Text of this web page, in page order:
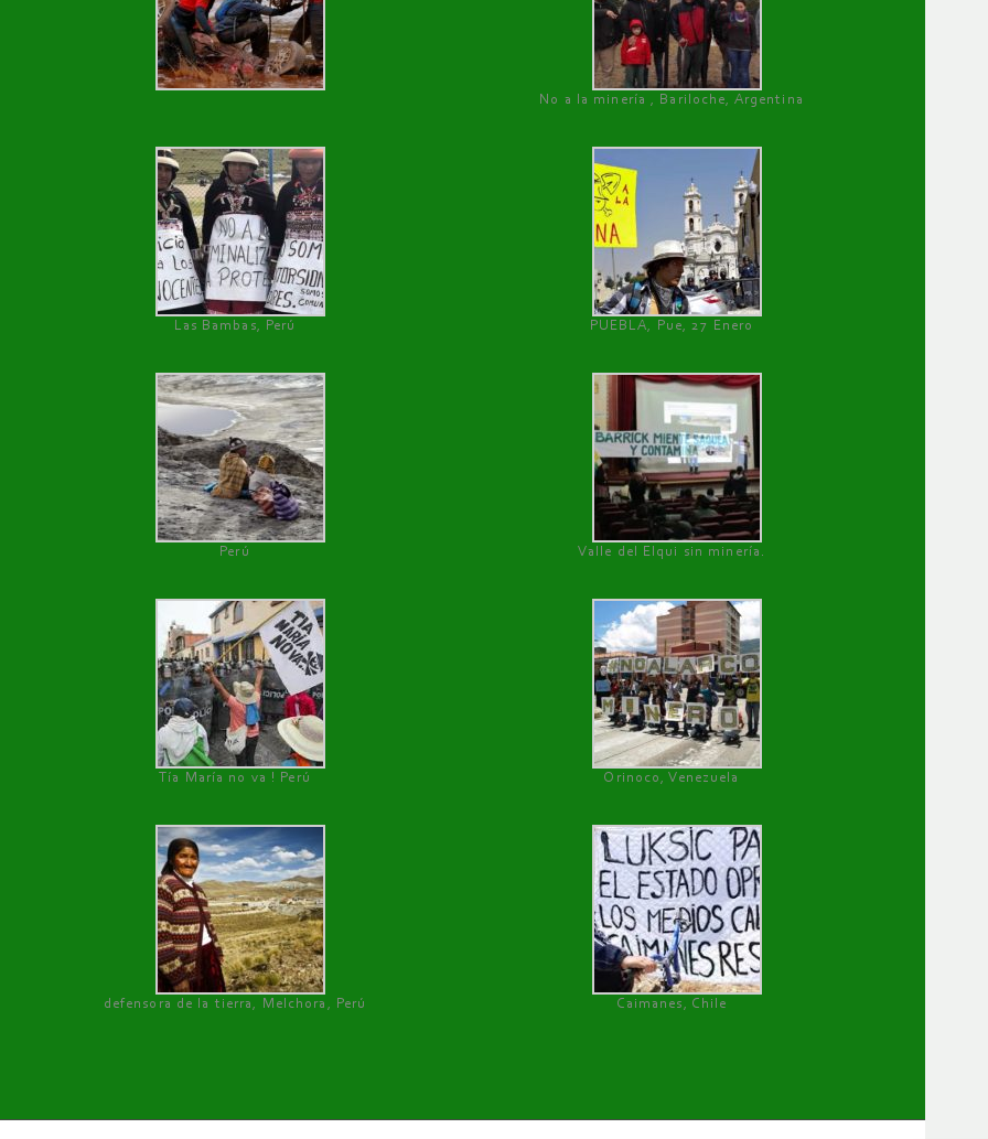
No a la minería , Bariloche, Argentina
Las Bambas, Perú PUEBLA, Pue, 27 Enero
Perú Valle del Elqui sin minería.
Tía María no va ! Perú Orinoco, Venezuela
defensora de la tierra, Melchora, Perú Caimanes, Chile